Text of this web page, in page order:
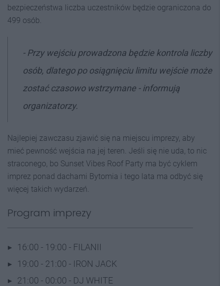
bezpieczeństwa liczba uczestników będzie ograniczona do
499 osób.
- Przy wejściu prowadzona będzie kontrola liczby
osób, dlatego po osiągnięciu limitu wejście może
zostać czasowo wstrzymane - informują
organizatorzy.
Najlepiej zawczasu zjawić się na miejscu imprezy, aby
mieć pewność wejścia na jej teren. Jeśli się nie uda, to nic
straconego, bo Sunset Vibes Roof Party ma być cyklem
imprez ponad dachami Bytomia i tego lata ma odbyć się
więcej takich wydarzeń.
Program imprezy
16:00 - 19:00 - FILANII
19:00 - 21:00 - IRON JACK
21:00 - 00:00 - DJ WHITE